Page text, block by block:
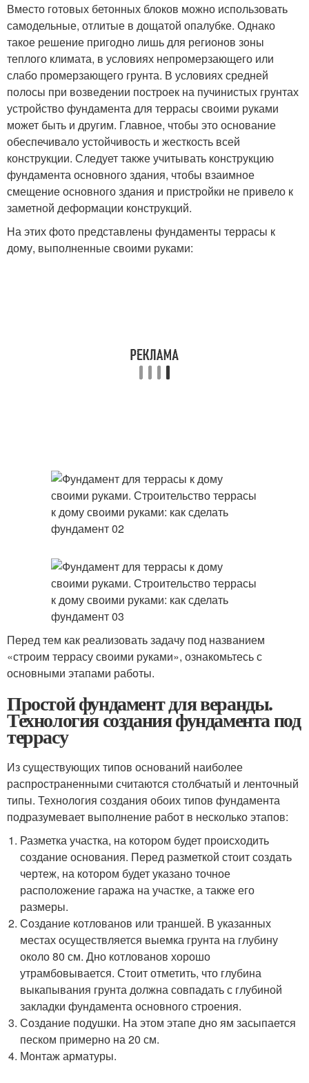
Вместо готовых бетонных блоков можно использовать
самодельные, отлитые в дощатой опалубке. Однако
такое решение пригодно лишь для регионов зоны
теплого климата, в условиях непромерзающего или
слабо промерзающего грунта. В условиях средней
полосы при возведении построек на пучинистых грунтах
устройство фундамента для террасы своими руками
может быть и другим. Главное, чтобы это основание
обеспечивало устойчивость и жесткость всей
конструкции. Следует также учитывать конструкцию
фундамента основного здания, чтобы взаимное
смещение основного здания и пристройки не привело к
заметной деформации конструкций.
На этих фото представлены фундаменты террасы к
дому, выполненные своими руками:
Перед тем как реализовать задачу под названием
«строим террасу своими руками», ознакомьтесь с
основными этапами работы.
Простой фундамент для веранды.
Технология создания фундамента под
террасу
Из существующих типов оснований наиболее
распространенными считаются столбчатый и ленточный
типы. Технология создания обоих типов фундамента
подразумевает выполнение работ в несколько этапов:
Разметка участка, на котором будет происходить
создание основания. Перед разметкой стоит создать
чертеж, на котором будет указано точное
расположение гаража на участке, а также его
размеры.
Создание котлованов или траншей. В указанных
местах осуществляется выемка грунта на глубину
около 80 см. Дно котлованов хорошо
утрамбовывается. Стоит отметить, что глубина
выкапывания грунта должна совпадать с глубиной
закладки фундамента основного строения.
Создание подушки. На этом этапе дно ям засыпается
песком примерно на 20 см.
Монтаж арматуры.